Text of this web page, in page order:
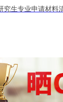
究生专业申请材料